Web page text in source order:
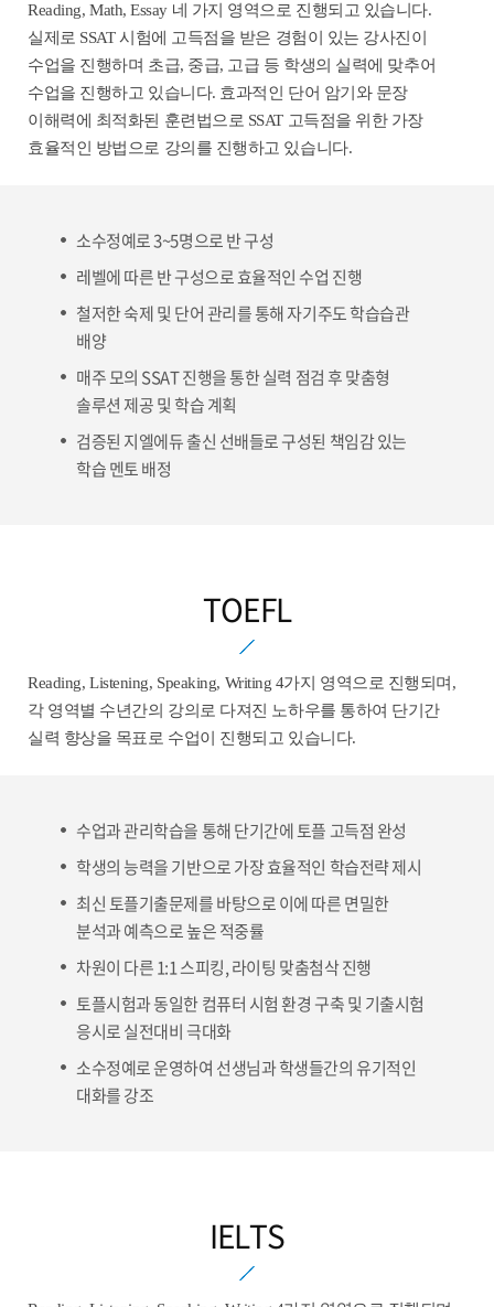
Reading, Math, Essay 네 가지 영역으로 진행되고 있습니다.
실제로 SSAT 시험에 고득점을 받은 경험이 있는 강사진이
수업을 진행하며 초급, 중급, 고급 등 학생의 실력에 맞추어
수업을 진행하고 있습니다. 효과적인 단어 암기와 문장
이해력에 최적화된 훈련법으로 SSAT 고득점을 위한 가장
효율적인 방법으로 강의를 진행하고 있습니다.
소수정예로 3~5명으로 반 구성
레벨에 따른 반 구성으로 효율적인 수업 진행
철저한 숙제 및 단어 관리를 통해 자기주도 학습습관
배양
매주 모의 SSAT 진행을 통한 실력 점검 후 맞춤형
솔루션 제공 및 학습 계획
검증된 지엘에듀 출신 선배들로 구성된 책임감 있는
학습 멘토 배정
TOEFL
Reading, Listening, Speaking, Writing 4가지 영역으로 진행되며,
각 영역별 수년간의 강의로 다져진 노하우를 통하여 단기간
실력 향상을 목표로 수업이 진행되고 있습니다.
수업과 관리학습을 통해 단기간에 토플 고득점 완성
학생의 능력을 기반으로 가장 효율적인 학습전략 제시
최신 토플기출문제를 바탕으로 이에 따른 면밀한
분석과 예측으로 높은 적중률
차원이 다른 1:1 스피킹, 라이팅 맞춤첨삭 진행
토플시험과 동일한 컴퓨터 시험 환경 구축 및 기출시험
응시로 실전대비 극대화
소수정예로 운영하여 선생님과 학생들간의 유기적인
대화를 강조
IELTS